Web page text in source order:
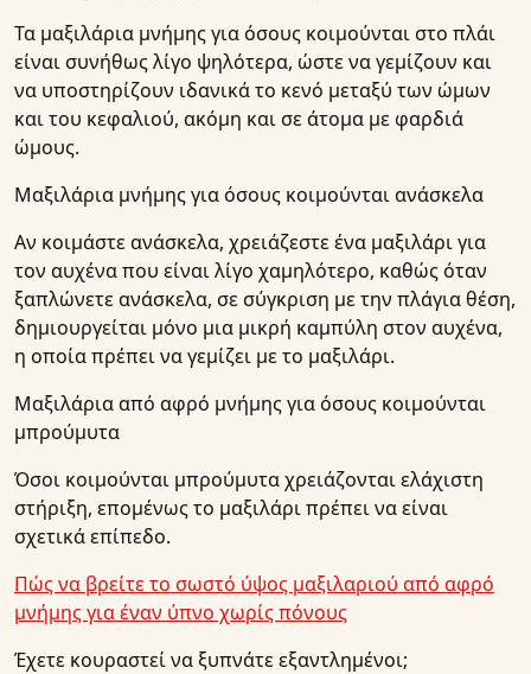
Τα μαξιλάρια μνήμης για όσους κοιμούνται στο πλάι
είναι συνήθως λίγο ψηλότερα, ώστε να γεμίζουν και
να υποστηρίζουν ιδανικά το κενό μεταξύ των ώμων
και του κεφαλιού, ακόμη και σε άτομα με φαρδιά
ώμους.
Μαξιλάρια μνήμης για όσους κοιμούνται ανάσκελα
Αν κοιμάστε ανάσκελα, χρειάζεστε ένα μαξιλάρι για
τον αυχένα που είναι λίγο χαμηλότερο, καθώς όταν
ξαπλώνετε ανάσκελα, σε σύγκριση με την πλάγια θέση,
δημιουργείται μόνο μια μικρή καμπύλη στον αυχένα,
η οποία πρέπει να γεμίζει με το μαξιλάρι.
Μαξιλάρια από αφρό μνήμης για όσους κοιμούνται
μπρούμυτα
Όσοι κοιμούνται μπρούμυτα χρειάζονται ελάχιστη
στήριξη, επομένως το μαξιλάρι πρέπει να είναι
σχετικά επίπεδο.
Πώς να βρείτε το σωστό ύψος μαξιλαριού από αφρό
μνήμης για έναν ύπνο χωρίς πόνους
Έχετε κουραστεί να ξυπνάτε εξαντλημένοι;